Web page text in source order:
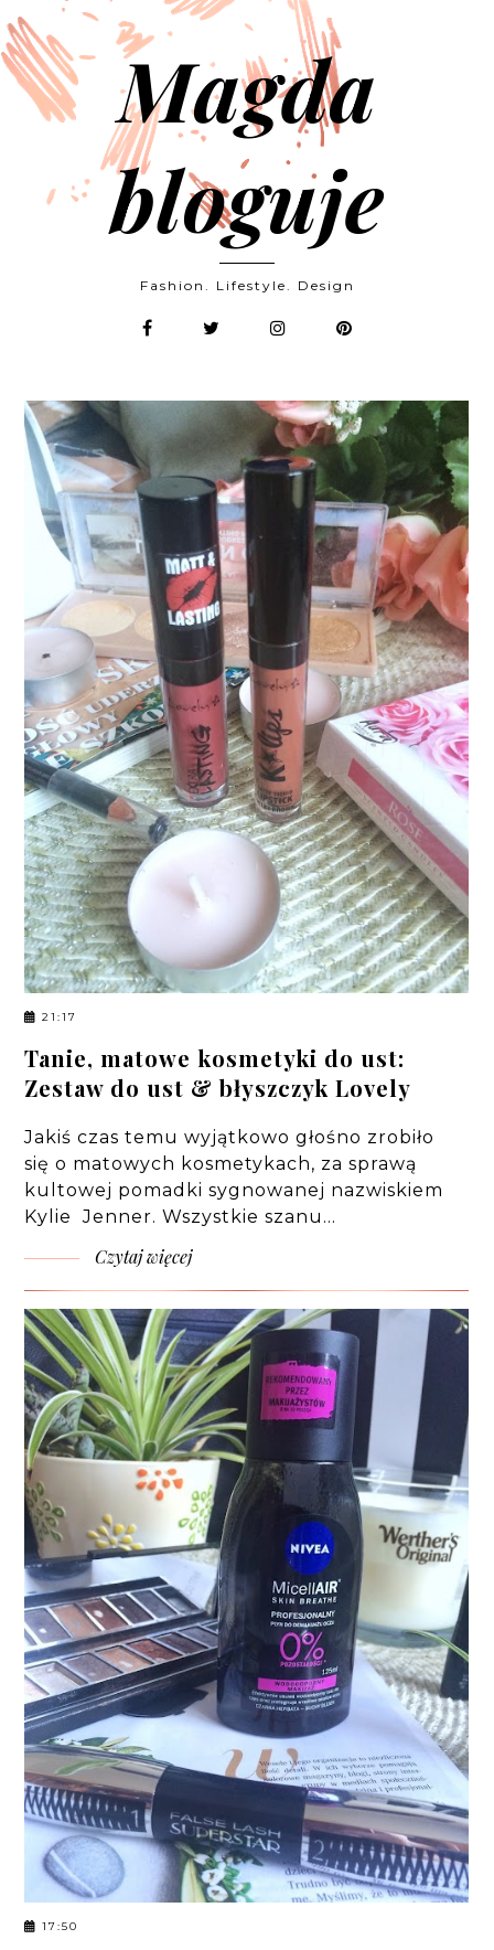
Magda
bloguje
Fashion. Lifestyle. Design
21:17
Tanie, matowe kosmetyki do ust:
Zestaw do ust & błyszczyk Lovely
Jakiś czas temu wyjątkowo głośno zrobiło
się o matowych kosmetykach, za sprawą
kultowej pomadki sygnowanej nazwiskiem
Kylie Jenner. Wszystkie szanu…
Czytaj więcej
17:50